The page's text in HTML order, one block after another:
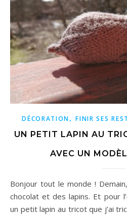
DÉCORATION,FINIR SES
UN PETIT LAPIN AU
AVEC UN
Bonjour tout le monde ! Demain, c’est Pâques, la fête du
chocolat et des lapins. Et pour
un petit lapin au tricot que j’ai